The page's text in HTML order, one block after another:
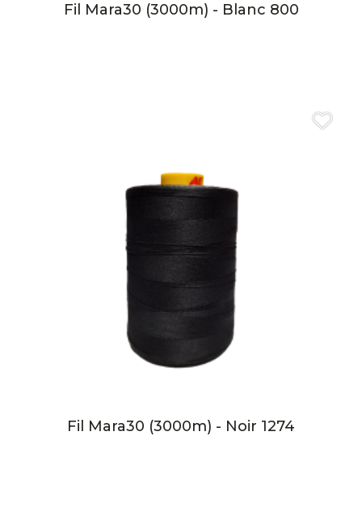
Fil Mara30 (3000m) - Blanc 800
Fil Mara30 (3000m) - Noir 1274